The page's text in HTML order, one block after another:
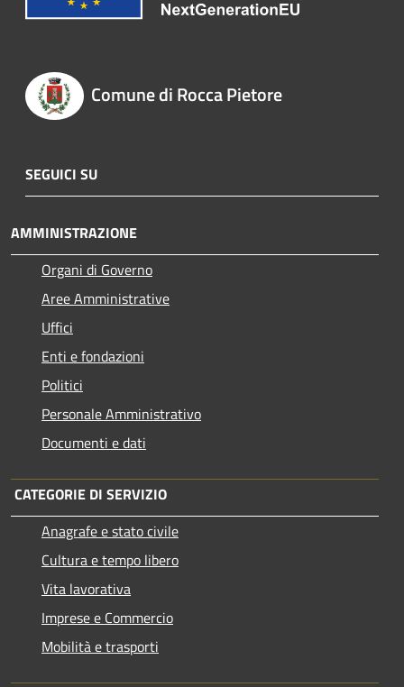
Comune di Rocca Pietore
SEGUICI SU
AMMINISTRAZIONE
Organi di Governo
Aree Amministrative
Uffici
Enti e fondazioni
Politici
Personale Amministrativo
Documenti e dati
CATEGORIE DI SERVIZIO
Anagrafe e stato civile
Cultura e tempo libero
Vita lavorativa
Imprese e Commercio
Mobilità e trasporti